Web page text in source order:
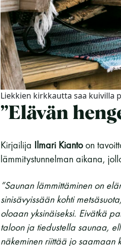
Liekkien kirkkautta saa kuivilla
”Elävän
Kirjailija Ilmari Kiantoon
lämmitystunnelman aikana,
”Saunan lämmittäminen on
sinisävyissään kohti
oloaan yksinäiseksi. Eivätkä
taloon ja tiedustella saunaa,
näkeminen riittää jo saamaan